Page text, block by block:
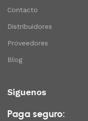
Contacto
Distribuidores
Proveedores
Blog
Siguenos
Paga seguro: